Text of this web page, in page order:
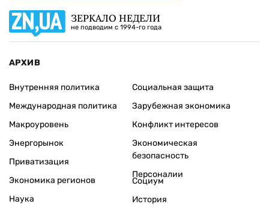
ЗЕРКАЛО НЕДЕЛИ
не подводим с 1994-го года
АРХИВ
Внутренняя политика
Международная политика
Макроуровень
Энергорынок
Приватизация
Экономика регионов
Социальная защита
Зарубежная экономика
Конфликт интересов
Экономическая
безопасность
Персоналии
Наука
Социум
История